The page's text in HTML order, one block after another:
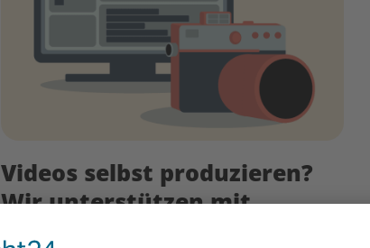
Videos selbst produzieren?
Wir unterstützen mit